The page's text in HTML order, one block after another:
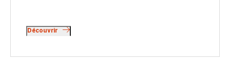
Découvrir